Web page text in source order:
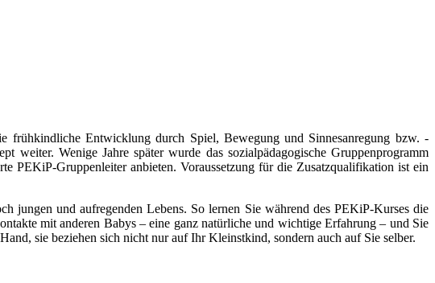
frühkindliche Entwicklung durch Spiel, Bewegung und Sinnesanregung bzw. -
weiter. Wenige Jahre später wurde das sozialpädagogische Gruppenprogramm
PEKiP-Gruppenleiter anbieten. Voraussetzung für die Zusatzqualifikation ist ein
jungen und aufregenden Lebens. So lernen Sie während des PEKiP-Kurses die
mit anderen Babys – eine ganz natürliche und wichtige Erfahrung – und Sie
sie beziehen sich nicht nur auf Ihr Kleinstkind, sondern auch auf Sie selber.